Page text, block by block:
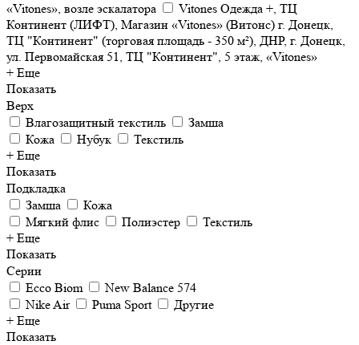
«Vitones», возле эскалатора
Vitones Одежда +, ТЦ
Континент (ЛИФТ), Магазин «Vitones» (Витонс) г. Донецк,
ТЦ "Континент" (торговая площадь - 350 м²), ДНР, г. Донецк,
ул. Первомайская 51, ТЦ "Континент", 5 этаж, «Vitones»
+ Еще
Показать
Верх
Влагозащитный текстиль
Замша
Кожа
Нубук
Текстиль
+ Еще
Показать
Подкладка
Замша
Кожа
Мягкий флис
Полиэстер
Текстиль
+ Еще
Показать
Серии
Ecco Biom
New Balance 574
Nike Air
Puma Sport
Другие
+ Еще
Показать